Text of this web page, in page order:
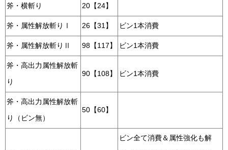
斧・横斬り 20【24】
斧・属性解放斬りⅠ 26【31】 ビン1本消費
斧・属性解放斬りⅡ 98【117】 ビン1本消費
斧・高出力属性解放斬
り
90【108】 ビン1本消費
斧・高出力属性解放斬
り（ビン無）
50【60】
ビン全て消費＆属性強化も解